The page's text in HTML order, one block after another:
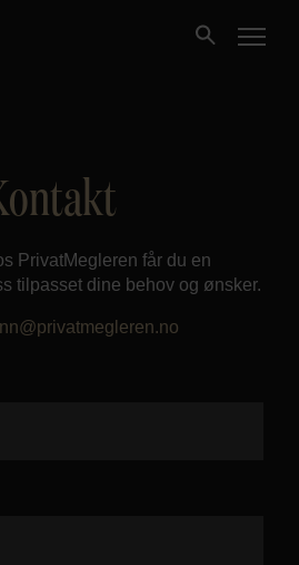
PrivatMegleren får du en
tilpasset dine behov og ønsker.